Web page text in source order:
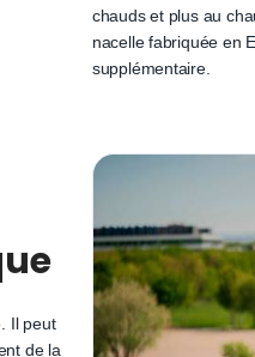
chauds et plus au
nacelle fabriquée en
supplémentaire.
Il peut
de la